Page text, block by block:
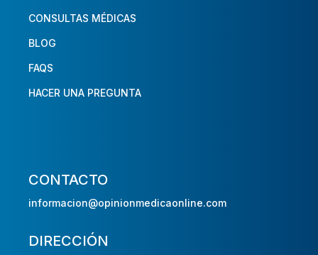
CONSULTAS MÉDICAS
BLOG
FAQS
HACER UNA PREGUNTA
CONTACTO
informacion@opinionmedicaonline.com
DIRECCIÓN